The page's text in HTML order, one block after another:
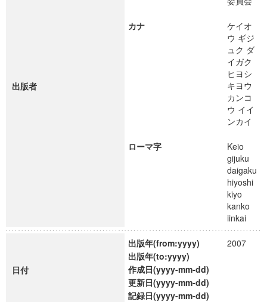
出版者
カナ
ケイオ
ウ ギジ
ュク ダ
イガク
ヒヨシ
キヨウ
カンコ
ウ イイ
ンカイ
ローマ字
Keio
gijuku
daigaku
hiyoshi
kiyo
kanko
iinkai
日付
出版年(from:yyyy)
2007
出版年(to:yyyy)
作成日(yyyy-mm-dd)
更新日(yyyy-mm-dd)
記録日(yyyy-mm-dd)